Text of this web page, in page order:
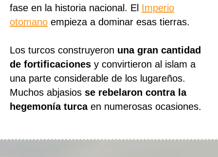
fase en la historia nacional. El Imperio
otomano empieza a dominar esas tierras.
Los turcos construyeron una gran cantidad
de fortificaciones y convirtieron al islam a
una parte considerable de los lugareños.
Muchos abjasios se rebelaron contra la
hegemonía turcaen numerosas ocasiones.